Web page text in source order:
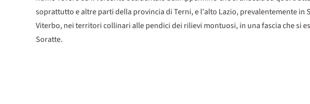
soprattutto e altre parti della provincia di Terni, e l'alto Lazio, prevalentemente
Viterbo, nei territori collinari alle pendici dei rilievi montuosi, in una fascia che si
Soratte.